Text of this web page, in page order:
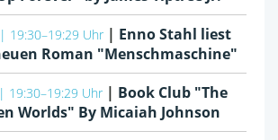
19:30–19:29 Uhr | Enno Stahl liest
Roman "Menschmaschine"
19:30–19:29 Uhr | Book Club "The
Worlds" By Micaiah Johnson